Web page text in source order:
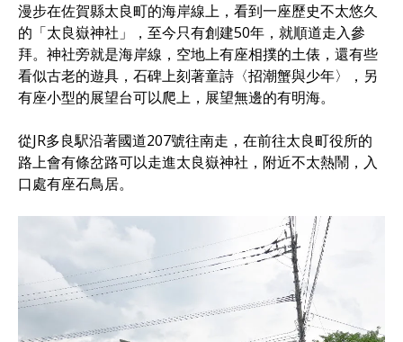
漫步在佐賀縣太良町的海岸線上，看到一座歷史不太悠久
的「太良嶽神社」，至今只有創建50年，就順道走入參
拜。神社旁就是海岸線，空地上有座相撲的土俵，還有些
看似古老的遊具，石碑上刻著童詩〈招潮蟹與少年〉，另
有座小型的展望台可以爬上，展望無邊的有明海。
從JR多良駅沿著國道207號往南走，在前往太良町役所的
路上會有條岔路可以走進太良嶽神社，附近不太熱鬧，入
口處有座石鳥居。